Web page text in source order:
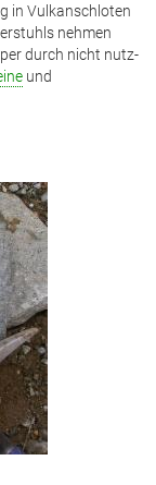
in Vulkanschloten
nehmen
durch nicht nutz­
und